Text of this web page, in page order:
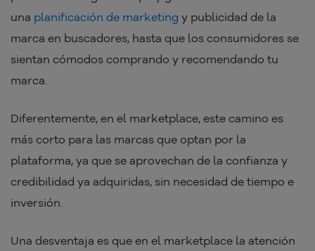
una planificación de marketing y publicidad de la
marca en buscadores, hasta que los consumidores se
sientan cómodos comprando y recomendando tu
marca.
Diferentemente, en el marketplace, este camino es
más corto para las marcas que optan por la
plataforma, ya que se aprovechan de la confianza y
credibilidad ya adquiridas, sin necesidad de tiempo e
inversión.
Una desventaja es que en el marketplace la atención